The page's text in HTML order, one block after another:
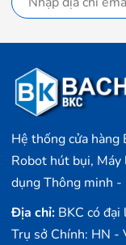
Hệ thống cửa hàng
Robot hút bụi,
dụng Thông minh
Địa chỉ: BKC có
Trụ sở Chính: HN -